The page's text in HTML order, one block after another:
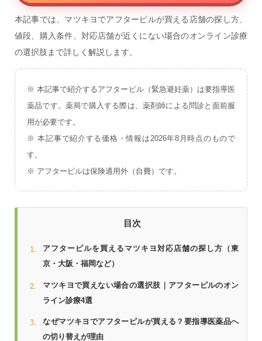
本記事では、マツキヨでアフターピルが買える店舗の探し方、
値段、購入条件、対応店舗が近くにない場合のオンライン診療
の選択肢まで詳しく解説します。
※ 本記事で紹介するアフターピル（緊急避妊薬）は要指導医
薬品です。薬局で購入する際は、薬剤師による問診と面前服
用が必要です。
※ 本記事で紹介する価格・情報は2026年8月時点のもので
す。
※ アフターピルは保険適用外（自費）です。
目次
アフターピルを買えるマツキヨ対応店舗の探し方（東
京・大阪・福岡など）
マツキヨで買えない場合の選択肢｜アフターピルのオン
ライン診療4選
なぜマツキヨでアフターピルが買える？要指導医薬品へ
の切り替えが理由